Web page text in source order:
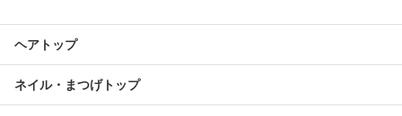
ヘアトップ
ネイル・まつげトップ